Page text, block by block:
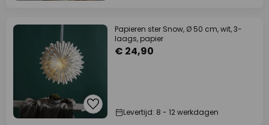
Papieren ster Snow, Ø 50 cm, wit, 3-
laags, papier
€ 24,90
Levertijd: 8 - 12 werkdagen